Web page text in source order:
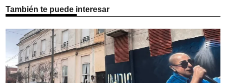
También te puede interesar